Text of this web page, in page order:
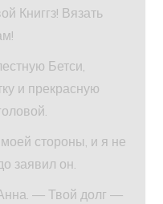
Книггз! Вязать
Бетси,
и прекрасную
стороны, и я не
заявил он.
— Твой долг —